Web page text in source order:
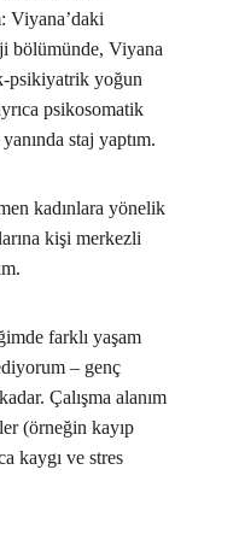
Viyana’daki
bölümünde, Viyana
psikiyatrik yoğun
psikosomatik
staj yaptım.
kadınlara yönelik
kişi merkezli
farklı yaşam
– genç
Çalışma alanım
(örneğin kayıp
kaygı ve stres